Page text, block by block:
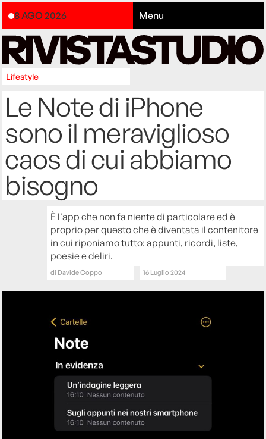
8 AGO 2026 Menu
Lifestyle
Le Note di iPhone
sono il meraviglioso
caos di cui abbiamo
bisogno
È l'app che non fa niente di particolare ed è
proprio per questo che è diventata il contenitore
in cui riponiamo tutto: appunti, ricordi, liste,
poesie e deliri.
di Davide Coppo 16 Luglio 2024